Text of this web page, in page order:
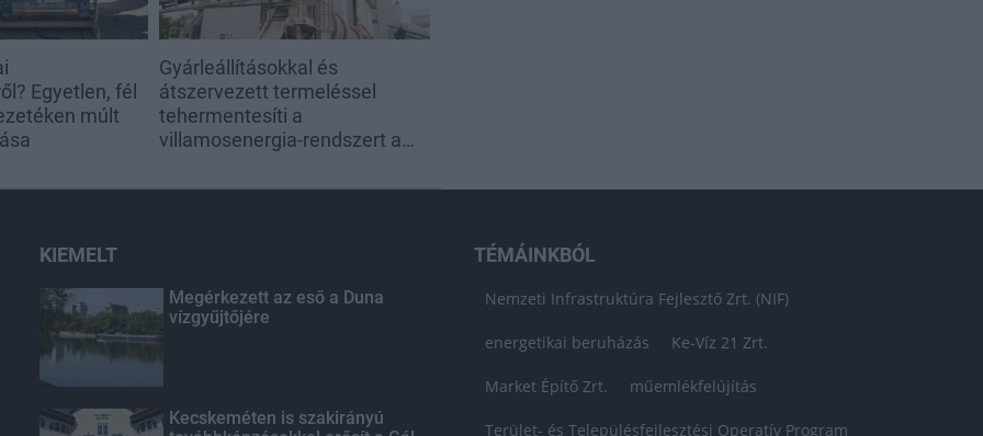
Egyetlen, fél
múlt
Gyárleállításokkal és
átszervezett termeléssel
tehermentesíti a
villamosenergia-rendszert a
KIEMELT
Megérkezett az eső a Duna
vízgyűjtőjére
Kecskeméten is szakirányú
TÉMÁINKBÓL
Nemzeti Infrastruktúra Fejlesztő Zrt. (NIF)
energetikai beruházás Ke-Víz 21 Zrt.
Market Építő Zrt. műemlékfelújítás
Terület- és Településfejlesztési Operatív Program